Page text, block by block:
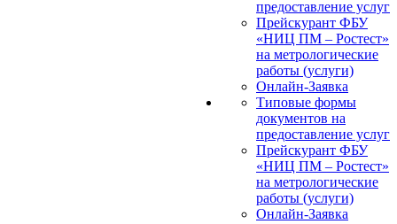
предоставление услуг
Прейскурант ФБУ
«НИЦ ПМ – Ростест»
на метрологические
работы (услуги)
Онлайн-Заявка
Типовые формы
документов на
предоставление услуг
Прейскурант ФБУ
«НИЦ ПМ – Ростест»
на метрологические
работы (услуги)
Онлайн-Заявка